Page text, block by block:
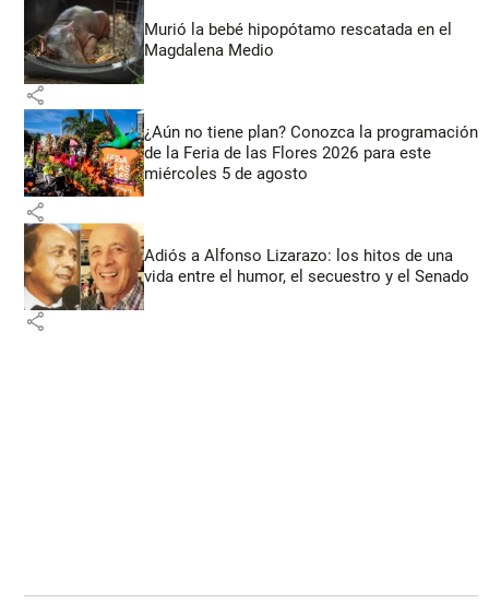
Murió la bebé hipopótamo rescatada en el
Magdalena Medio
share
¿Aún no tiene plan? Conozca la programación
de la Feria de las Flores 2026 para este
miércoles 5 de agosto
share
Adiós a Alfonso Lizarazo: los hitos de una
vida entre el humor, el secuestro y el Senado
share